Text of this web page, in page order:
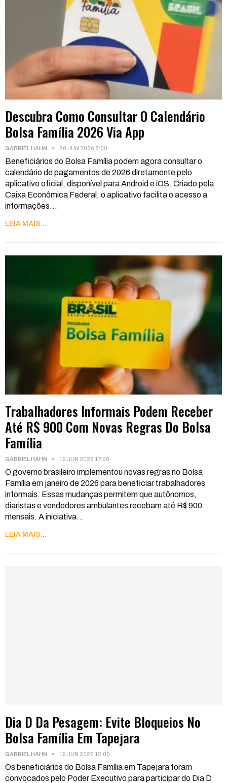
Descubra Como Consultar O Calendário
Bolsa Família 2026 Via App
GABRIEL HAHN 20 JUN 2026 8:00
Beneficiários do Bolsa Família podem agora consultar o
calendário de pagamentos de 2026 diretamente pelo
aplicativo oficial, disponível para Android e iOS. Criado pela
Caixa Econômica Federal, o aplicativo facilita o acesso a
informações…
LEIA MAIS...
Trabalhadores Informais Podem Receber
Até R$ 900 Com Novas Regras Do Bolsa
Família
GABRIEL HAHN 19 JUN 2026 17:00
O governo brasileiro implementou novas regras no Bolsa
Família em janeiro de 2026 para beneficiar trabalhadores
informais. Essas mudanças permitem que autônomos,
diaristas e vendedores ambulantes recebam até R$ 900
mensais. A iniciativa…
LEIA MAIS...
Dia D Da Pesagem: Evite Bloqueios No
Bolsa Família Em Tapejara
GABRIEL HAHN 19 JUN 2026 12:00
Os beneficiários do Bolsa Família em Tapejara foram
convocados pelo Poder Executivo para participar do Dia D